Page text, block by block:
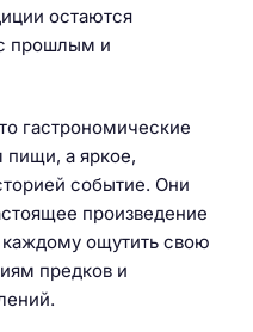
остаются
прошлым и
гастрономические
пищи, а яркое,
событие. Они
произведение
каждому ощутить свою
предков и